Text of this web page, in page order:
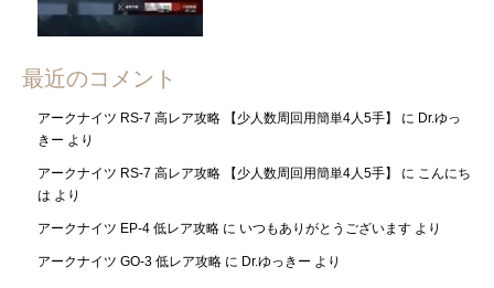
最近のコメント
アークナイツ RS-7 高レア攻略 【少人数周回用簡単4人5手】 に Dr.ゆっ
きー より
アークナイツ RS-7 高レア攻略 【少人数周回用簡単4人5手】 に こんにち
は より
アークナイツ EP-4 低レア攻略 に いつもありがとうございます より
アークナイツ GO-3 低レア攻略 に Dr.ゆっきー より